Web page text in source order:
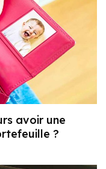
avoir une
?